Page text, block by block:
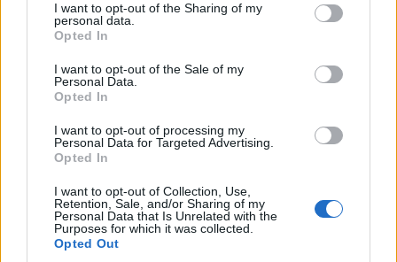
I want to opt-out of the Sharing of my
personal data.
Opted In
I want to opt-out of the Sale of my
Personal Data.
Opted In
I want to opt-out of processing my
Personal Data for Targeted Advertising.
Opted In
I want to opt-out of Collection, Use,
Retention, Sale, and/or Sharing of my
Personal Data that Is Unrelated with the
Purposes for which it was collected.
Opted Out
gazdag és szegény között
Hiába emelkednek látványosan a magyar bérek, a
különbségek húzódnak meg.